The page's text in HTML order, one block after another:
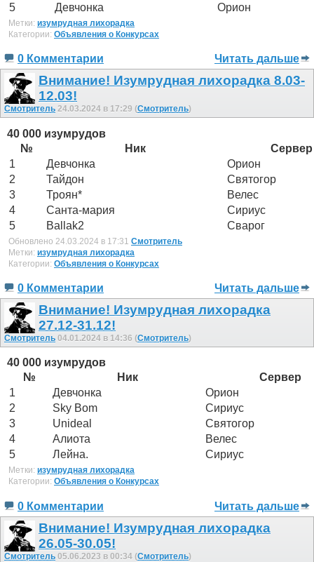
5
Девчонка Орион
Метки: изумрудная лихорадка
Категории: Объявления о Конкурсах
0 Комментарии Читать дальше
Внимание! Изумрудная лихорадка 8.03-
12.03!
Смотритель 24.03.2024 в 17:29 (Смотритель)
40 000 изумрудов
№
Ник
Сервер
1
Девчонка
Орион
2
Тайдон
Святогор
3
Троян*
Велес
4
Санта-мария
Сириус
5
Ballak2 Сварог
Обновлено 24.03.2024 в 17:31 Смотритель
Метки: изумрудная лихорадка
Категории: Объявления о Конкурсах
0 Комментарии Читать дальше
Внимание! Изумрудная лихорадка
27.12-31.12!
Смотритель 04.01.2024 в 14:36 (Смотритель)
40 000 изумрудов
№
Ник
Сервер
1
Девчонка
Орион
2
Sky Bom
Сириус
3
Unideal
Святогор
4
Алиота
Велес
5
Лейна. Сириус
Метки: изумрудная лихорадка
Категории: Объявления о Конкурсах
0 Комментарии Читать дальше
Внимание! Изумрудная лихорадка
26.05-30.05!
Смотритель 05.06.2023 в 00:34 (Смотритель)